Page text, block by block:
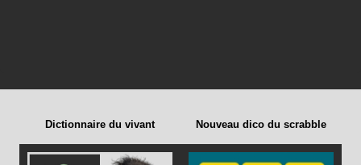
Dictionnaire du vivant Nouveau dico du scrabble